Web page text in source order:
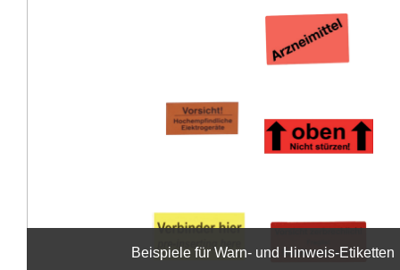
Beispiele für Warn- und Hinweis-Etiketten